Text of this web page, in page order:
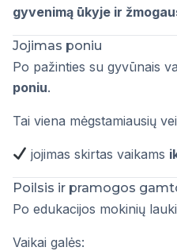
gyvenimą ūkyje ir
Jojimas poniu
Po pažinties su gyvūnais
poniu.
Tai viena mėgstamiausių
jojimas skirtas vaikams
Poilsis ir pramogos
Po edukacijos mokinių
Vaikai galės: